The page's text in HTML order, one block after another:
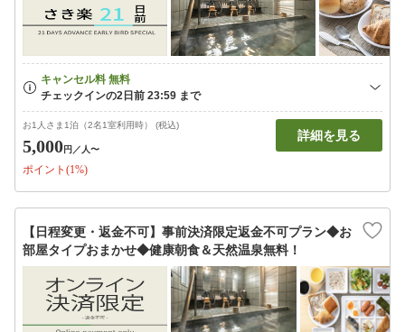
お1人さま1泊（2名1室利用時） (税込)
5,000円 ／人〜
ポイント(1%)
詳細を見る
【日程変更・返金不可】事前決済限定返金不可プラン◆お
部屋タイプおまかせ◆健康朝食＆天然温泉無料！